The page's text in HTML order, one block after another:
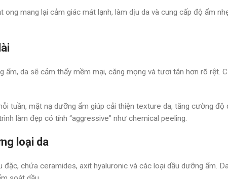
mang lại cảm giác mát lạnh, làm dịu da và cung cấp độ ẩm
ẩm, da sẽ cảm thấy mềm mại, căng mọng và tươi tắn hơn rõ rệt.
tuần, mặt nạ dưỡng ẩm giúp cải thiện texture da, tăng cường
làm đẹp có tính “aggressive” như chemical peeling.
loại da
đặc, chứa ceramides, axit hyaluronic và các loại dầu dưỡng ẩm.